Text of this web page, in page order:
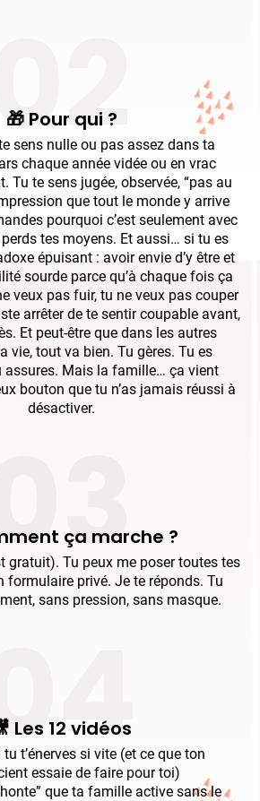
02
🎁 Pour qui ?
sens nulle ou pas assez dans ta
chaque année vidée ou en vrac
Tu te sens jugée, observée, “pas au
que tout le monde y arrive
pourquoi c’est seulement avec
tes moyens. Et aussi… si tu es
épuisant : avoir envie d’y être et
sourde parce qu’à chaque fois ça
veux pas fuir, tu ne veux pas couper
arrêter de te sentir coupable avant,
Et peut-être que dans les autres
vie, tout va bien. Tu gères. Tu es
assures. Mais la famille… ça vient
bouton que tu n’as jamais réussi à
désactiver.
ça marche ?
gratuit). Tu peux me poser toutes tes
formulaire privé. Je te réponds. Tu
sans pression, sans masque.
Les 12 vidéos
t’énerves si vite (et ce que ton
essaie de faire pour toi)
que ta famille active sans le